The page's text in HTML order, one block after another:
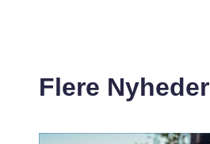
Flere Nyheder